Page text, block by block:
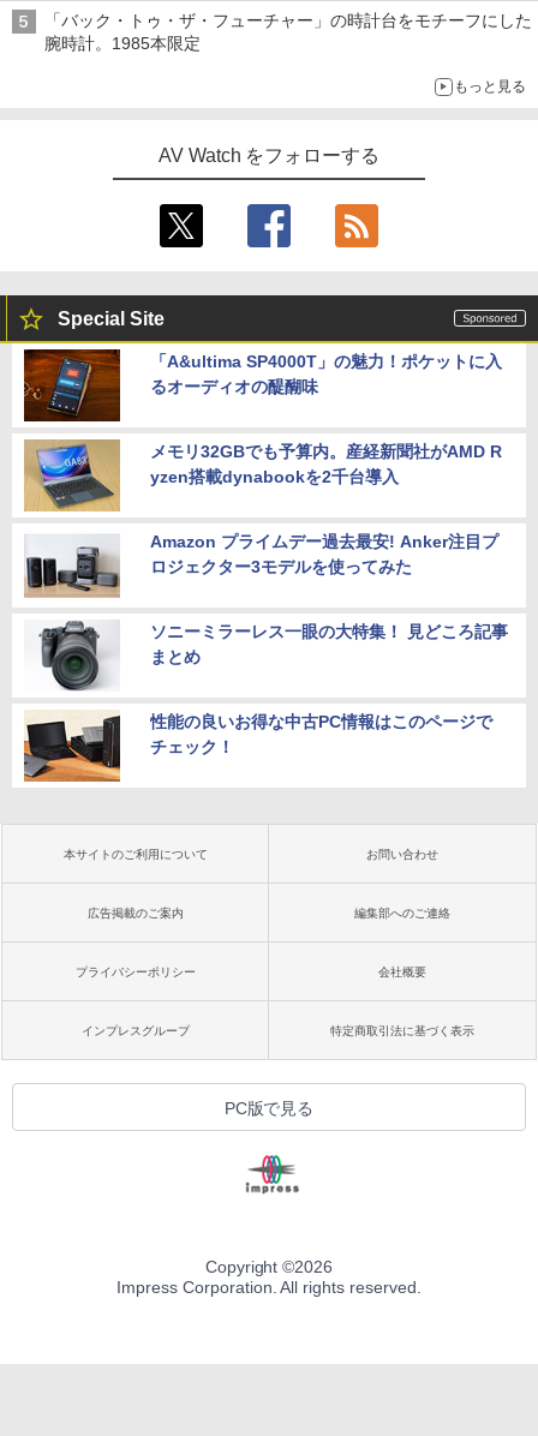
「バック・トゥ・ザ・フューチャー」の時計台をモチーフにした
腕時計。1985本限定
もっと見る
AV Watch をフォローする
Special Site
「A&ultima SP4000T」の魅力！ポケットに入
るオーディオの醍醐味
メモリ32GBでも予算内。産経新聞社がAMD R
yzen搭載dynabookを2千台導入
Amazon プライムデー過去最安! Anker注目プ
ロジェクター3モデルを使ってみた
ソニーミラーレス一眼の大特集！ 見どころ記事
まとめ
性能の良いお得な中古PC情報はこのページで
チェック！
本サイトのご利用について お問い合わせ
広告掲載のご案内 編集部へのご連絡
プライバシーポリシー 会社概要
インプレスグループ 特定商取引法に基づく表示
PC版で見る
Copyright ©2026
Impress Corporation. All rights reserved.